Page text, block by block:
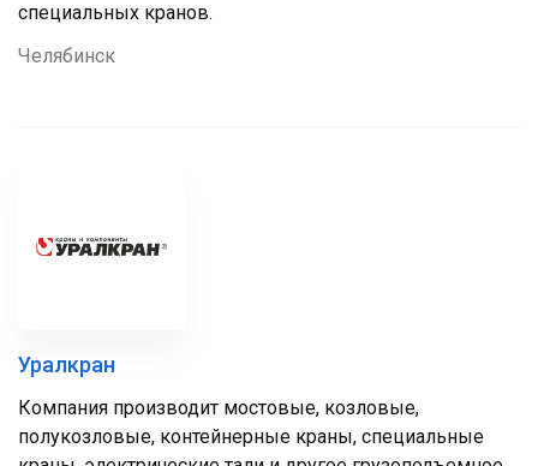
специальных кранов.
Челябинск
Уралкран
Компания производит мостовые, козловые,
полукозловые, контейнерные краны, специальные